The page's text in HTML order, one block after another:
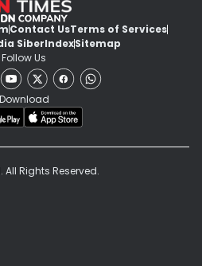
Contact UsTerms of Services
SiberIndexSitemap
Follow Us
Download
All Rights Reserved.